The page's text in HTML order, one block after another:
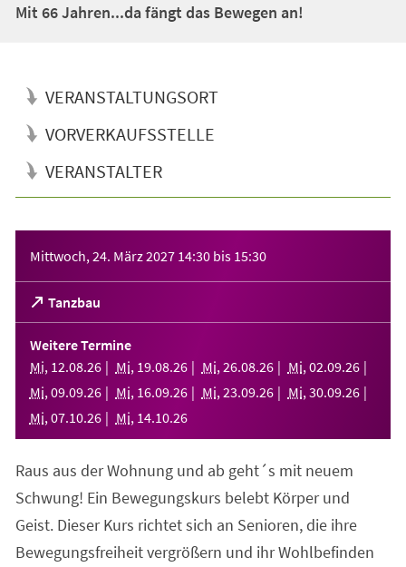
Mit 66 Jahren...da fängt das Bewegen an!
VERANSTALTUNGSORT
VORVERKAUFSSTELLE
VERANSTALTER
Mittwoch, 24. März 2027 14:30 bis 15:30
Tanzbau
(Öffnet
in
einem
neuen
Tab)
Weitere Termine
Mi, 12.08.26 Mi, 19.08.26 Mi, 26.08.26 Mi, 02.09.26
Mi, 09.09.26 Mi, 16.09.26 Mi, 23.09.26 Mi, 30.09.26
Mi, 07.10.26 Mi, 14.10.26
Raus aus der Wohnung und ab geht´s mit neuem
Schwung! Ein Bewegungskurs belebt Körper und
Geist. Dieser Kurs richtet sich an Senioren, die ihre
Bewegungsfreiheit vergrößern und ihr Wohlbefinden